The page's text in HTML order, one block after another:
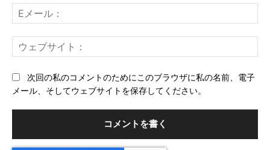
メ
ー
ェ
次回の私のコメントのためにこのブラウザに私の名前、電子
メール、そしてウェブサイトを保存してください。